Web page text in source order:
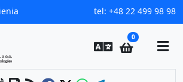
tel: +48 22 499 98 98
0